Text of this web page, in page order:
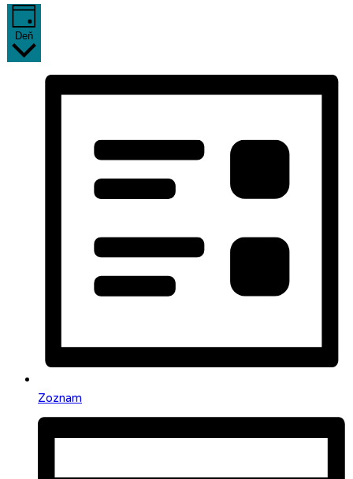
Deň
Zoznam